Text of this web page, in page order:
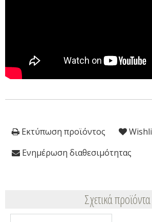
Εκτύπωση προϊόντος
Ενημέρωση διαθεσιμότητας
Σχετικά προϊόντα